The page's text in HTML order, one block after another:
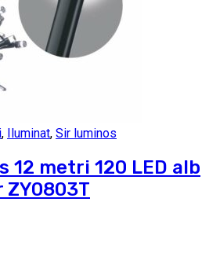
, Iluminat, Sir luminos
12 metri 120 LED alb